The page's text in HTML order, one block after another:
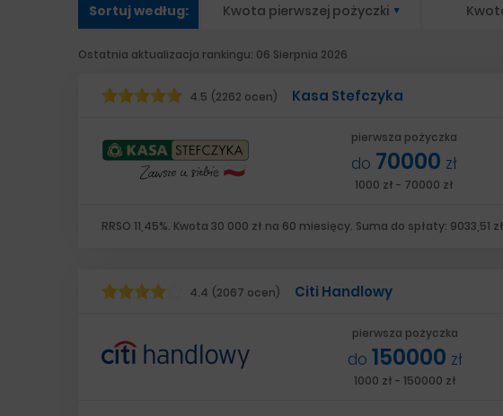
Sortuj według: Kwota pierwszej pożyczki
Ostatnia aktualizacja rankingu: 06 Sierpnia 2026
4.5 (2262 ocen) Kasa Stefczyka
pierwsza pożyczka
do 70000 zł
1000 zł - 70000 zł
RRSO 11,45%. Kwota 30 000 zł na 60 miesięcy. Suma do spłaty: 9033,51 zł.
4.4 (2067 ocen) Citi Handlowy
pierwsza pożyczka
do 150000 zł
1000 zł - 150000 zł